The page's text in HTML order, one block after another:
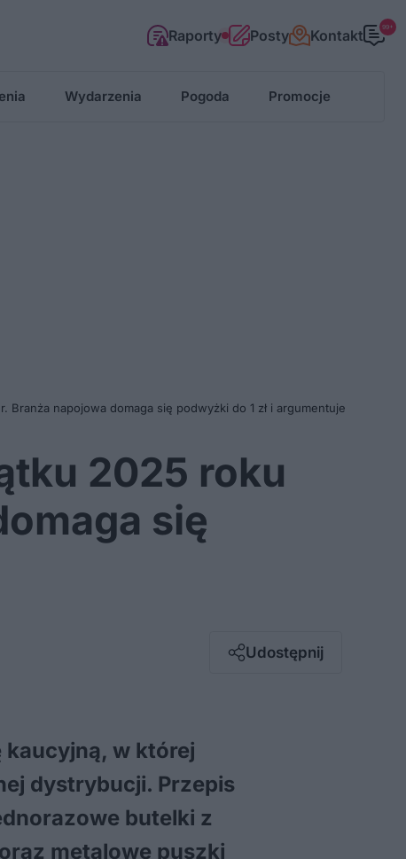
Raporty Posty Kontakt 99+
Wydarzenia Pogoda Promocje
napojowa domaga się podwyżki do 1 zł i argumentuje
2025 roku
się
Udostępnij
Messenger
kaucyjną, w której
dystrybucji. Przepis
butelki z
metalowe puszki